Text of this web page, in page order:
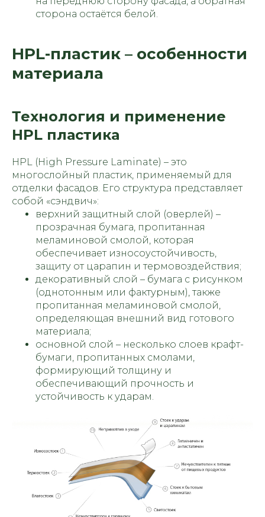
сторона остаётся белой.
HPL-пластик – особенности
материала
Технология и применение
HPL пластика
HPL (High Pressure Laminate) – это
многослойный пластик, применяемый для
отделки фасадов. Его структура представляет
собой «сэндвич»:
верхний защитный слой (оверлей) –
прозрачная бумага, пропитанная
меламиновой смолой, которая
обеспечивает износоустойчивость,
защиту от царапин и термовоздействия;
декоративный слой – бумага с рисунком
(однотонным или фактурным), также
пропитанная меламиновой смолой,
определяющая внешний вид готового
материала;
основной слой – несколько слоев крафт-
бумаги, пропитанных смолами,
формирующий толщину и
обеспечивающий прочность и
устойчивость к ударам.